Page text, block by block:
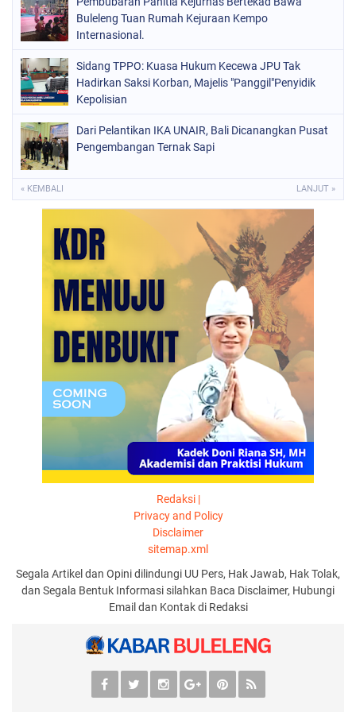
Buleleng Tuan Rumah Kejuraan Kempo
Internasional.
Sidang TPPO: Kuasa Hukum Kecewa JPU Tak
Hadirkan Saksi Korban, Majelis "Panggil"Penyidik
Kepolisian
Dari Pelantikan IKA UNAIR, Bali Dicanangkan Pusat
Pengembangan Ternak Sapi
« KEMBALI LANJUT »
Redaksi |
Privacy and Policy
Disclaimer
sitemap.xml
Segala Artikel dan Opini dilindungi UU Pers, Hak Jawab, Hak Tolak,
dan Segala Bentuk Informasi silahkan Baca Disclaimer, Hubungi
Email dan Kontak di Redaksi